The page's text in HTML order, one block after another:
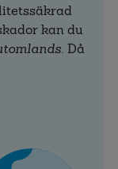
kan du
Då